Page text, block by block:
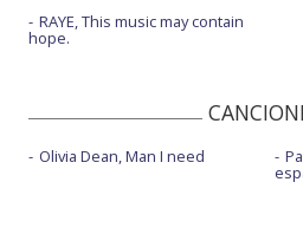
RAYE, This music may contain
hope.
Olivia Dean, Man I need